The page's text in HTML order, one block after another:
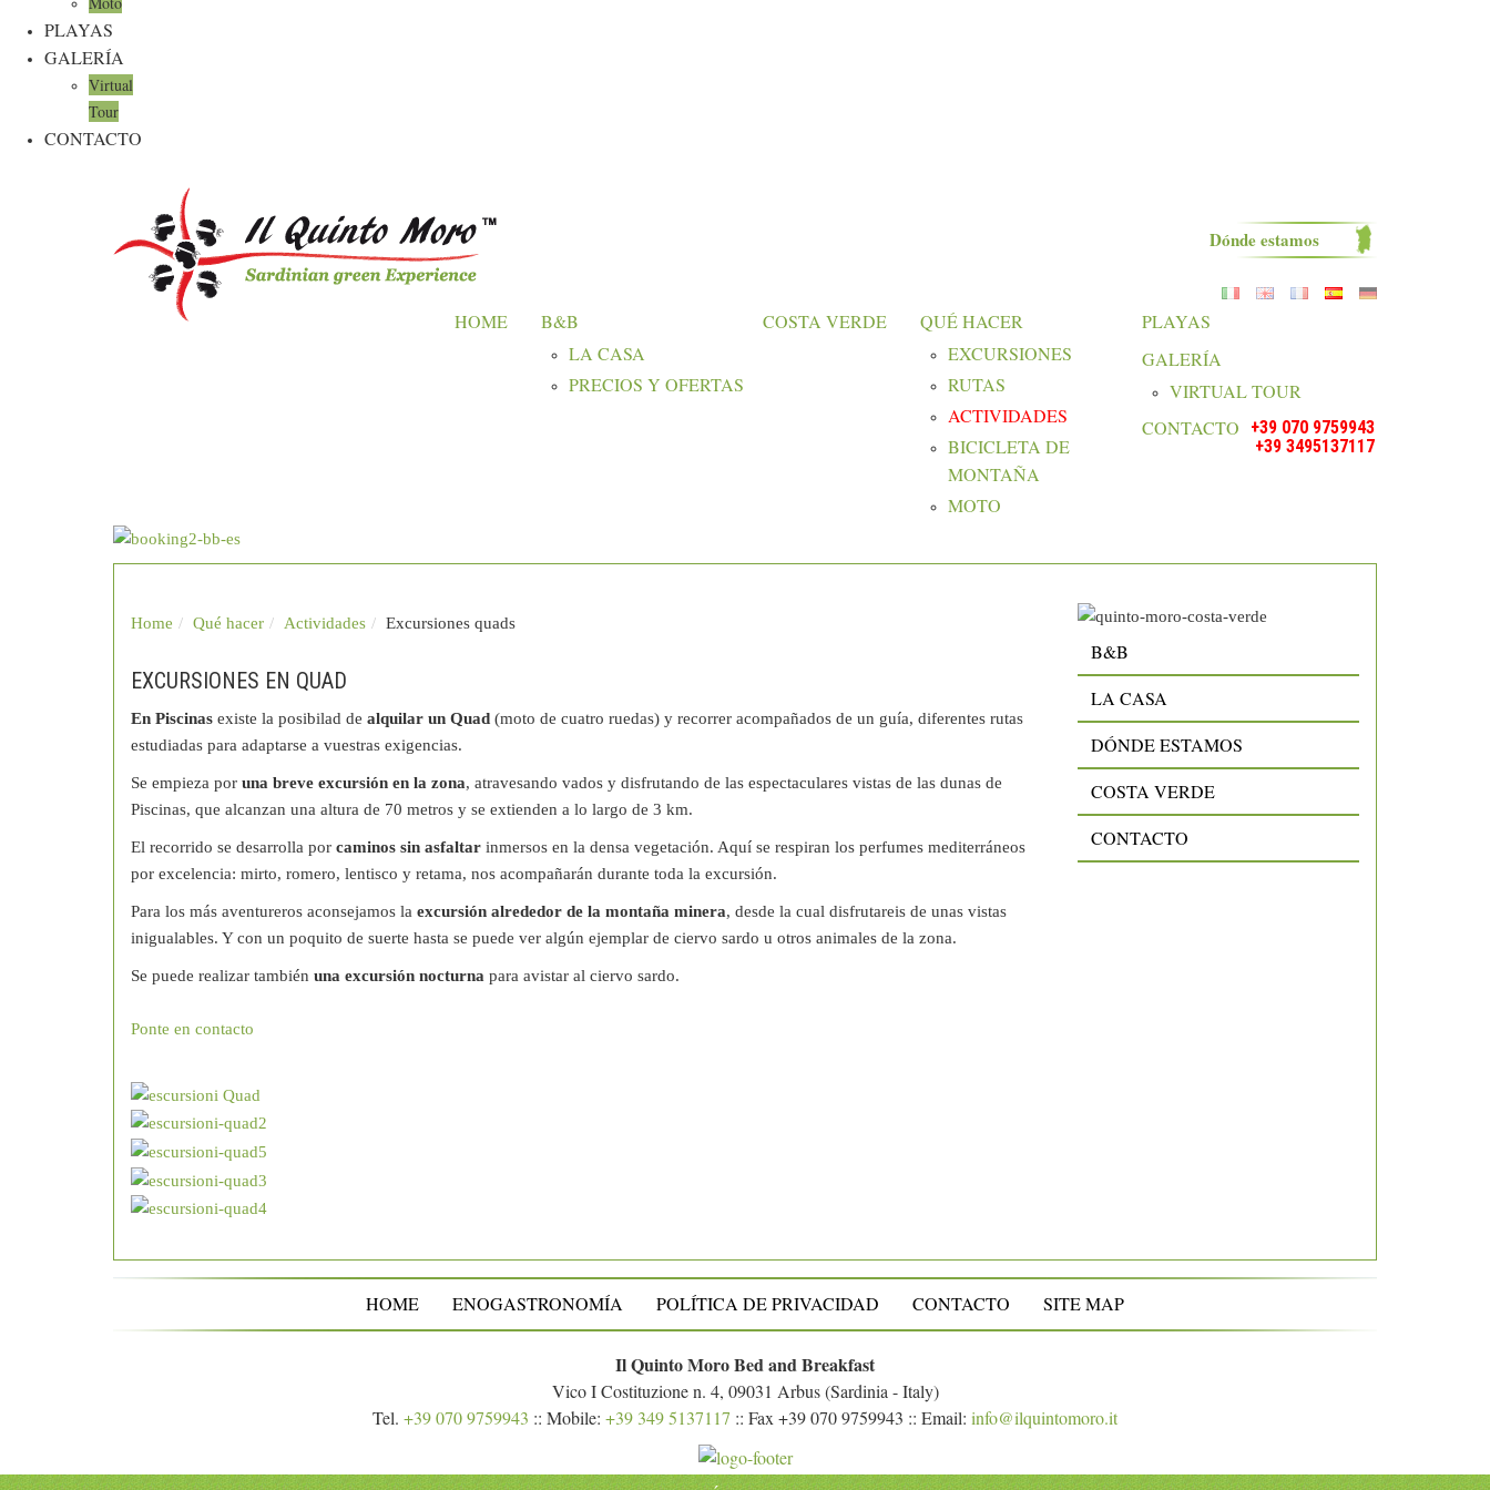
PLAYAS
GALERÍA
Virtual
Tour
CONTACTO
Dónde estamos
+39 070 9759943
+39 3495137117
HOME
B&B
LA CASA
PRECIOS Y OFERTAS
COSTA VERDE
QUÉ HACER
EXCURSIONES
RUTAS
ACTIVIDADES
BICICLETA DE
MONTAÑA
MOTO
PLAYAS
GALERÍA
VIRTUAL TOUR
CONTACTO
Home Qué hacer Actividades Excursiones quads
EXCURSIONES EN QUAD
En Piscinas existe la posibilad de alquilar un Quad (moto de cuatro ruedas) y recorrer acompañados de un guía, diferentes rutas
estudiadas para adaptarse a vuestras exigencias.
Se empieza por una breve excursión en la zona, atravesando vados y disfrutando de las espectaculares vistas de las dunas de
Piscinas, que alcanzan una altura de 70 metros y se extienden a lo largo de 3 km.
El recorrido se desarrolla por caminos sin asfaltar inmersos en la densa vegetación. Aquí se respiran los perfumes mediterráneos
por excelencia: mirto, romero, lentisco y retama, nos acompañarán durante toda la excursión.
Para los más aventureros aconsejamos la excursión alrededor de la montaña minera, desde la cual disfrutareis de unas vistas
inigualables. Y con un poquito de suerte hasta se puede ver algún ejemplar de ciervo sardo u otros animales de la zona.
Se puede realizar también una excursión nocturna para avistar al ciervo sardo.
Ponte en contacto
B&B
LA CASA
DÓNDE ESTAMOS
COSTA VERDE
CONTACTO
HOME ENOGASTRONOMÍA POLÍTICA DE PRIVACIDAD CONTACTO SITE MAP
Il Quinto Moro Bed and Breakfast
Vico I Costituzione n. 4, 09031 Arbus (Sardinia - Italy)
Tel. +39 070 9759943 :: Mobile: +39 349 5137117 :: Fax +39 070 9759943 :: Email: info@ilquintomoro.it